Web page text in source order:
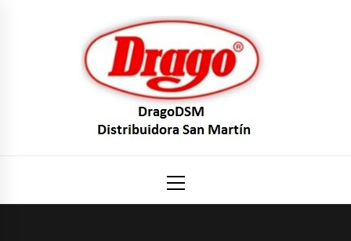
principal